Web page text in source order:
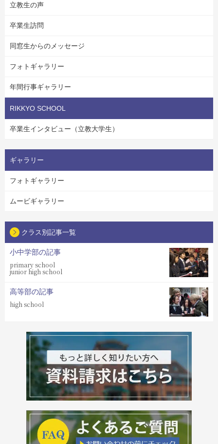
立教生の声
卒業生訪問
同窓生からのメッセージ
フォトギャラリー
年間行事ギャラリー
RIKKYO SCHOOL
卒業生インタビュー（立教大学生）
ギャラリー
フォトギャラリー
ムービギャラリー
クラス別記事一覧
小中学部の記事
primary school
junior high school
高等部の記事
high school